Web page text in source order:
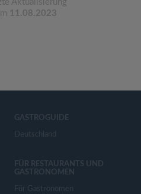
Aktualisierung
11.08.2023
GASTROGUIDE
Deutschland
FÜR RESTAURANTS UND
GASTRONOMEN
Für Gastronomen